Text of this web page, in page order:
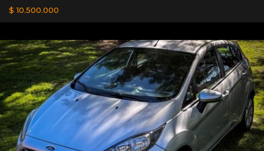
$ 10.500.000